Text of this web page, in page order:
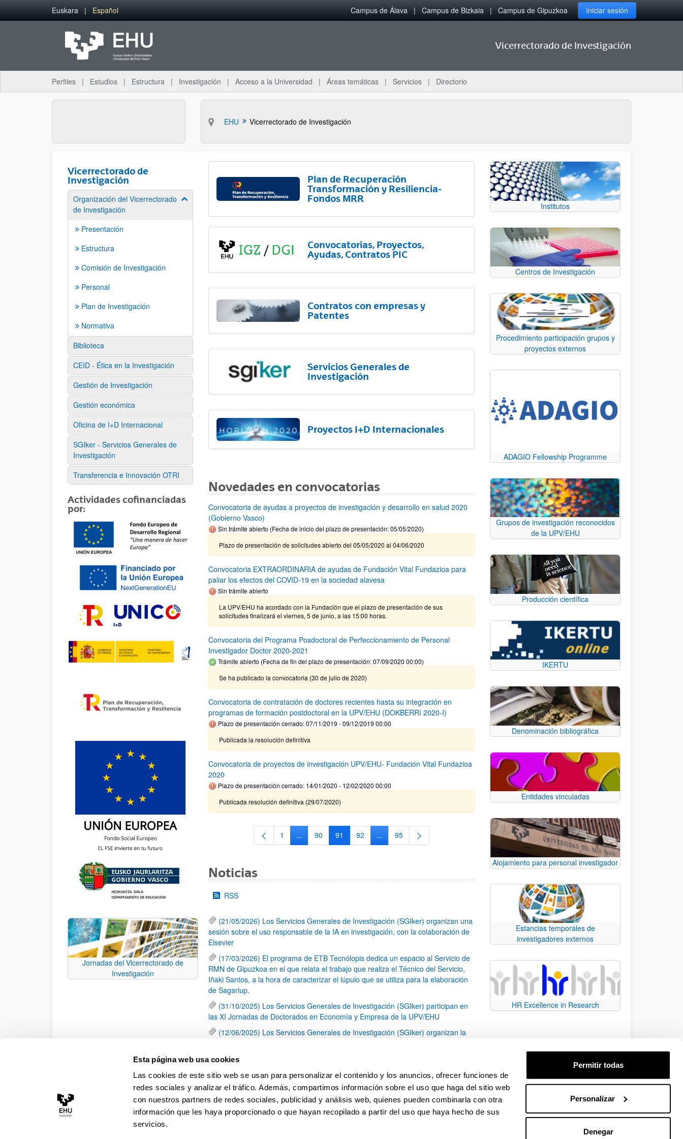
Esta página web usa cookies
Las cookies de este sitio web se usan para personalizar el contenido y los anuncios, ofrecer funciones de
redes sociales y analizar el tráfico. Además, compartimos información sobre el uso que haga del sitio web
con nuestros partners de redes sociales, publicidad y análisis web, quienes pueden combinarla con otra
información que les haya proporcionado o que hayan recopilado a partir del uso que haya hecho de sus
servicios.
Permitir todas
Personalizar
Denegar
Saltar al contenido principal
Euskara Español Campus de Álava Campus de Bizkaia Campus de Gipuzkoa Iniciar sesión
Vicerrectorado de Investigación
Perfiles Estudios Estructura Investigación Acceso a la Universidad Áreas temáticas Servicios Directorio
EHU Vicerrectorado de Investigación
Vicerrectorado de
Investigación
Organización del Vicerrectorado
de Investigación
Mostrar/ocultar subpáginas
Presentación
Estructura
Comisión de Investigación
Personal
Plan de Investigación
Normativa
Biblioteca
CEID - Ética en la Investigación
Gestión de Investigación
Gestión económica
Oficina de I+D Internacional
SGIker - Servicios Generales de
Investigación
Transferencia e Innovación OTRI
Actividades cofinanciadas
por:
Jornadas del Vicerrectorado de
Investigación
Plan de Recuperación
Transformación y Resiliencia-
Fondos MRR
Convocatorias, Proyectos,
Ayudas, Contratos PIC
Contratos con empresas y
Patentes
Servicios Generales de
Investigación
Proyectos I+D Internacionales
Novedades en convocatorias
Convocatoria de ayudas a proyectos de investigación y desarrollo en salud 2020
(Gobierno Vasco)
Sin trámite abierto (Fecha de inicio del plazo de presentación: 05/05/2020)
Plazo de presentación de solicitudes abierto del 05/05/2020 al 04/06/2020
Convocatoria EXTRAORDINARIA de ayudas de Fundación Vital Fundazioa para
paliar los efectos del COVID-19 en la sociedad alavesa
Sin trámite abierto
La UPV/EHU ha acordado con la Fundación que el plazo de presentación de sus
solicitudes finalizará el viernes, 5 de junio, a las 15:00 horas.
Convocatoria del Programa Posdoctoral de Perfeccionamiento de Personal
Investigador Doctor 2020-2021
Trámite abierto (Fecha de fin del plazo de presentación: 07/09/2020 00:00)
Se ha publicado la convocatoria (30 de julio de 2020)
Convocatoria de contratación de doctores recientes hasta su integración en
programas de formación postdoctoral en la UPV/EHU (DOKBERRI 2020-I)
Plazo de presentación cerrado: 07/11/2019 - 09/12/2019 00:00
Publicada la resolución definitiva
Convocatoria de proyectos de investigación UPV/EHU- Fundación Vital Fundazioa
2020
Plazo de presentación cerrado: 14/01/2020 - 12/02/2020 00:00
Publicada resolución definitiva (29/07/2020)
Página
1 ...Páginas intermedias Use TAB para desplazarse.
Página
90 Página
91 Página
92 ...Páginas intermedias Use TAB para desplazarse.
Página
95
Noticias
RSS
(21/05/2026) Los Servicios Generales de Investigación (SGIker) organizan una
sesión sobre el uso responsable de la IA en investigación, con la colaboración de
Elsevier
(17/03/2026) El programa de ETB Tecnólopis dedica un espacio al Servicio de
RMN de Gipuzkoa en el que relata el trabajo que realiza el Técnico del Servicio,
Iñaki Santos, a la hora de caracterizar el lúpulo que se utiliza para la elaboración
de Sagarlup.
(31/10/2025) Los Servicios Generales de Investigación (SGIker) participan en
las XI Jornadas de Doctorados en Economía y Empresa de la UPV/EHU
(12/06/2025) Los Servicios Generales de Investigación (SGIker) organizan la
una caracterización química de dos variedades de lúpulo silvestre
Página
1 Página
2 Página
3 ...
Páginas intermedias Use TAB para desplazarse.
Página
79
Institutos
Centros de Investigación
Procedimiento participación grupos y
proyectos externos
ADAGIO Fellowship Programme
Grupos de investigación reconocidos
de la UPV/EHU
Producción científica
IKERTU
Denominación bibliográfica
Entidades vinculadas
Alojamiento para personal investigador
Estancias temporales de
investigadores externos
HR Excellence in Research